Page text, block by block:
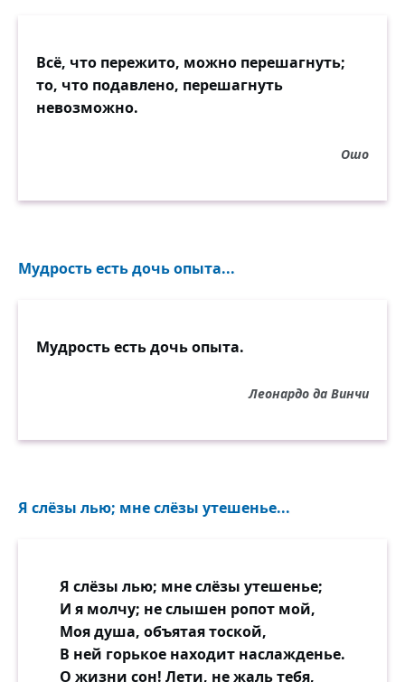
Всё, что пережито, можно перешагнуть;
то, что подавлено, перешагнуть
невозможно.
Ошо
Мудрость есть дочь опыта...
Мудрость есть дочь опыта.
Леонардо да Винчи
Я слёзы лью; мне слёзы утешенье...
Я слёзы лью; мне слёзы утешенье;
И я молчу; не слышен ропот мой,
Моя душа, объятая тоской,
В ней горькое находит наслажденье.
О жизни сон! Лети, не жаль тебя,